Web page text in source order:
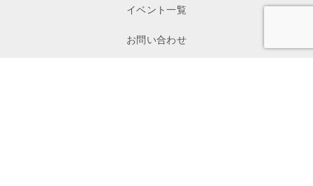
イベント一覧
お問い合わせ